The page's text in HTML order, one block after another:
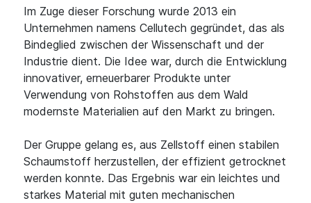
Im Zuge dieser Forschung wurde 2013 ein
Unternehmen namens Cellutech gegründet, das als
Bindeglied zwischen der Wissenschaft und der
Industrie dient. Die Idee war, durch die Entwicklung
innovativer, erneuerbarer Produkte unter
Verwendung von Rohstoffen aus dem Wald
modernste Materialien auf den Markt zu bringen.
Der Gruppe gelang es, aus Zellstoff einen stabilen
Schaumstoff herzustellen, der effizient getrocknet
werden konnte. Das Ergebnis war ein leichtes und
starkes Material mit guten mechanischen